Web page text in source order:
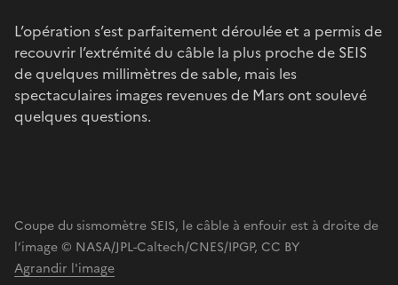
L’opération s’est parfaitement déroulée et a permis de
recouvrir l’extrémité du câble la plus proche de SEIS
de quelques millimètres de sable, mais les
spectaculaires images revenues de Mars ont soulevé
quelques questions.
Coupe du sismomètre SEIS, le câble à enfouir est à droite de
l’image © NASA/JPL-Caltech/CNES/IPGP, CC BY
Agrandir l'image